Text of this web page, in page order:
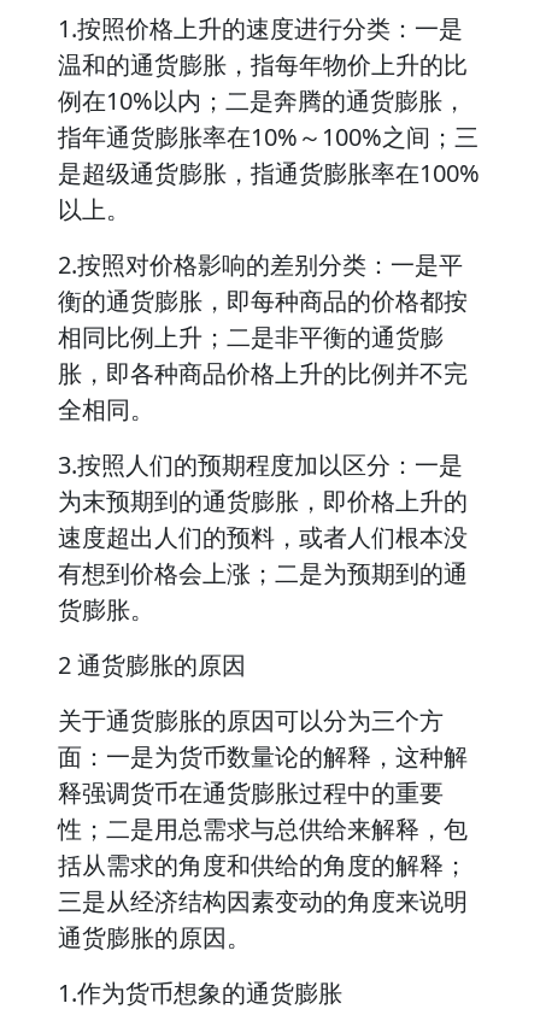
1.按照价格上升的速度进行分类：一是
温和的通货膨胀，指每年物价上升的比
例在10%以内；二是奔腾的通货膨胀，
指年通货膨胀率在10%～100%之间；三
是超级通货膨胀，指通货膨胀率在100%
以上。
2.按照对价格影响的差别分类：一是平
衡的通货膨胀，即每种商品的价格都按
相同比例上升；二是非平衡的通货膨
胀，即各种商品价格上升的比例并不完
全相同。
3.按照人们的预期程度加以区分：一是
为末预期到的通货膨胀，即价格上升的
速度超出人们的预料，或者人们根本没
有想到价格会上涨；二是为预期到的通
货膨胀。
2 通货膨胀的原因
关于通货膨胀的原因可以分为三个方
面：一是为货币数量论的解释，这种解
释强调货币在通货膨胀过程中的重要
性；二是用总需求与总供给来解释，包
括从需求的角度和供给的角度的解释；
三是从经济结构因素变动的角度来说明
通货膨胀的原因。
1.作为货币想象的通货膨胀